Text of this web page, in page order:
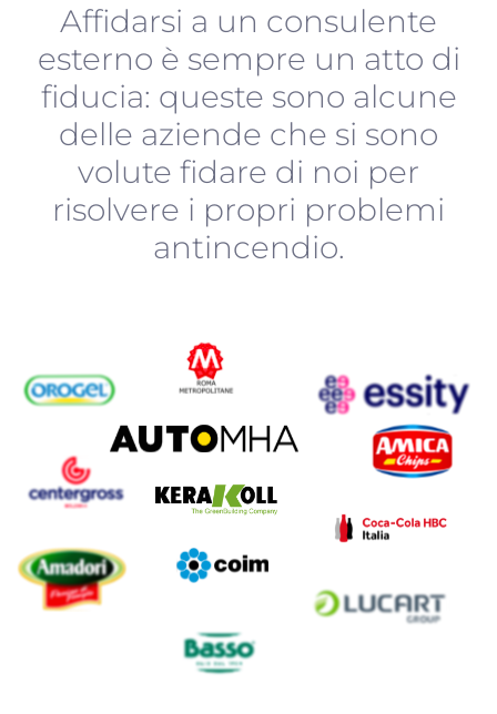
Affidarsi a un consulente
esterno è sempre un atto di
fiducia: queste sono alcune
delle aziende che si sono
volute fidare di noi per
risolvere i propri problemi
antincendio.